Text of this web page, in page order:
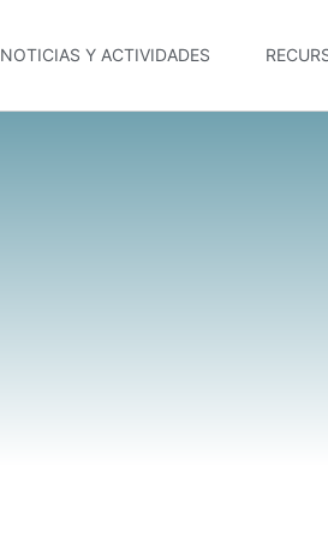
NOTICIAS Y ACTIVIDADES